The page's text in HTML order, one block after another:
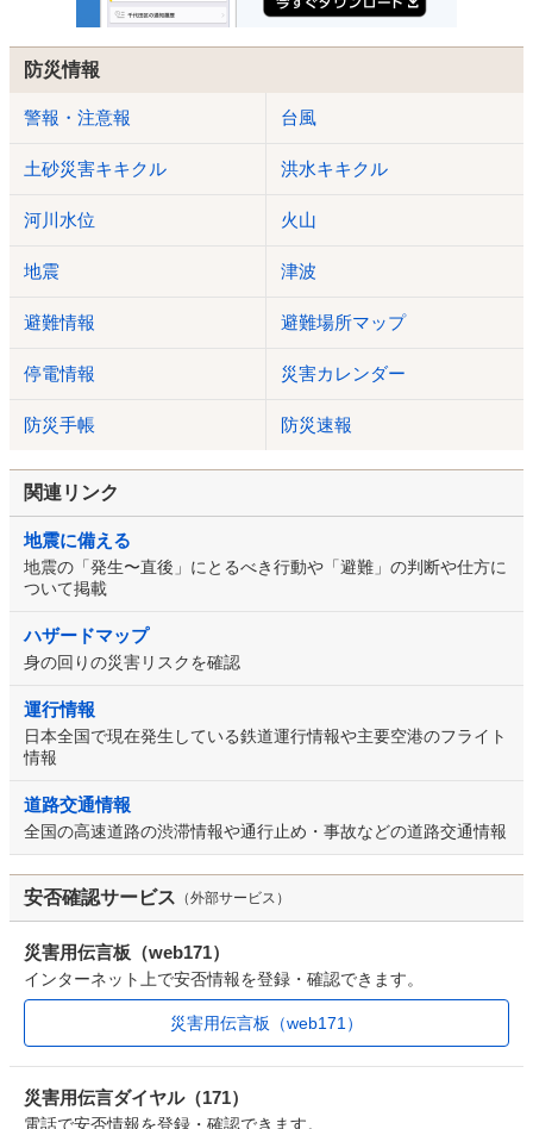
防災情報
警報・注意報 台風
土砂災害キキクル 洪水キキクル
河川水位 火山
地震 津波
避難情報 避難場所マップ
停電情報 災害カレンダー
防災手帳 防災速報
関連リンク
地震に備える
地震の「発生〜直後」にとるべき行動や「避難」の判断や仕方に
ついて掲載
ハザードマップ
身の回りの災害リスクを確認
運行情報
日本全国で現在発生している鉄道運行情報や主要空港のフライト
情報
道路交通情報
全国の高速道路の渋滞情報や通行止め・事故などの道路交通情報
安否確認サービス （外部サービス）
災害用伝言板（web171）
インターネット上で安否情報を登録・確認できます。
災害用伝言板（web171）
災害用伝言ダイヤル（171）
電話で安否情報を登録・確認できます。